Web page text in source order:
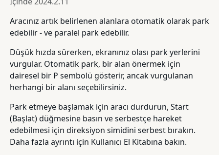
Aracınız artık belirlenen alanlara otomatik olarak park
edebilir - ve paralel park edebilir.
Düşük hızda sürerken, ekranınız olası park yerlerini
vurgular. Otomatik park, bir alan önermek için
dairesel bir P sembolü gösterir, ancak vurgulanan
herhangi bir alanı seçebilirsiniz.
Park etmeye başlamak için aracı durdurun, Start
(Başlat) düğmesine basın ve serbestçe hareket
edebilmesi için direksiyon simidini serbest bırakın.
Daha fazla ayrıntı için Kullanıcı El Kitabına bakın.